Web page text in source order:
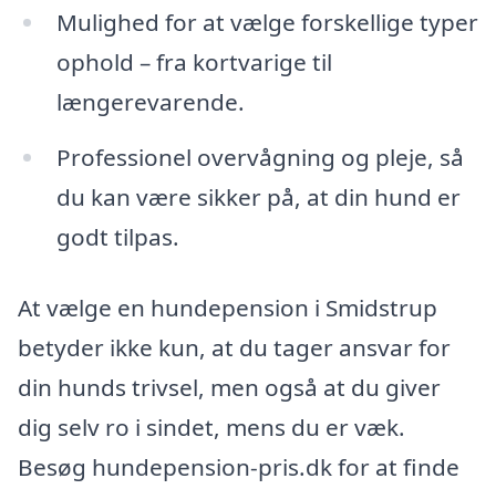
Mulighed for at vælge forskellige typer
ophold – fra kortvarige til
længerevarende.
Professionel overvågning og pleje, så
du kan være sikker på, at din hund er
godt tilpas.
At vælge en hundepension i Smidstrup
betyder ikke kun, at du tager ansvar for
din hunds trivsel, men også at du giver
dig selv ro i sindet, mens du er væk.
Besøg hundepension-pris.dk for at finde